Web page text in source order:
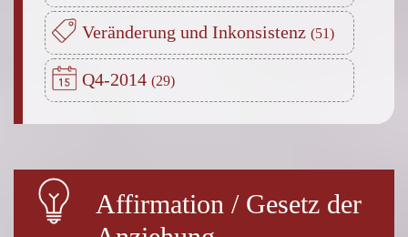
Veränderung und Inkonsistenz
Q4-2014
Affirmation / Gesetz der